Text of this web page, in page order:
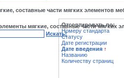
составные части мягких элементов
мягкие, составные части мягких
Искать!
Отсортировать по:
Номеру стандарта
Статусу
Дате регистрации
Дате введения ↑
Названию
Количеству страниц